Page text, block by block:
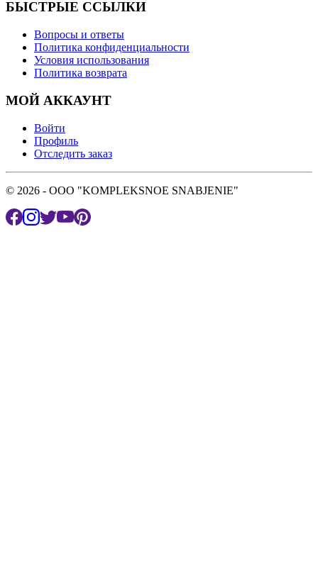
БЫСТРЫЕ ССЫЛКИ
Вопросы и ответы
Политика конфиденциальности
Условия использования
Политика возврата
МОЙ АККАУНТ
Войти
Профиль
Отследить заказ
© 2026 - OOO "KOMPLEKSNOE SNABJENIE"